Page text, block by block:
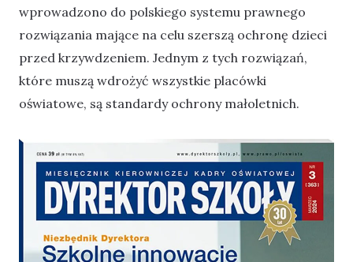
wprowadzono do polskiego systemu prawnego
rozwiązania mające na celu szerszą ochronę dzieci
przed krzywdzeniem. Jednym z tych rozwiązań,
które muszą wdrożyć wszystkie placówki
oświatowe, są standardy ochrony małoletnich.